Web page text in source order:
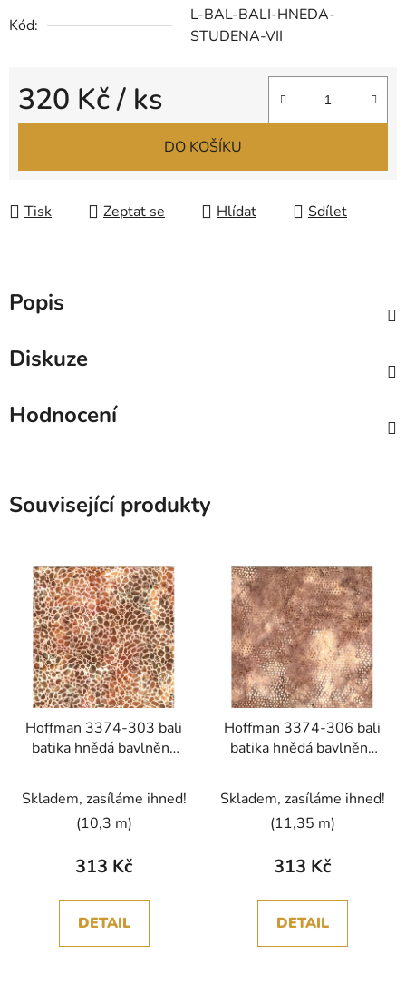
Kód:
L-BAL-BALI-HNEDA-
STUDENA-VII
320 Kč/ ks
Měrná cena:
DO KOŠÍKU
Tisk Zeptat se Hlídat Sdílet
Popis
Diskuze
Hodnocení
Související produkty
Hoffman 3374-303 bali
batika hnědá bavlněná
Skladem, zasíláme ihned!
(10,3 m)
313 Kč
DETAIL
Hoffman 3374-306 bali
batika hnědá bavlněná
Skladem, zasíláme ihned!
(11,35 m)
313 Kč
DETAIL